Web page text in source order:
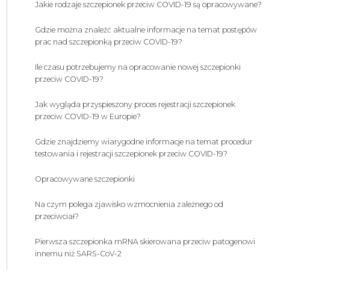
Jakie rodzaje szczepionek przeciw COVID-19 są opracowywane?
Gdzie można znaleźć aktualne informacje na temat postępów
prac nad szczepionką przeciw COVID-19?
Ile czasu potrzebujemy na opracowanie nowej szczepionki
przeciw COVID-19?
Jak wygląda przyspieszony proces rejestracji szczepionek
przeciw COVID-19 w Europie?
Gdzie znajdziemy wiarygodne informacje na temat procedur
testowania i rejestracji szczepionek przeciw COVID-19?
Opracowywane szczepionki
Na czym polega zjawisko wzmocnienia zależnego od
przeciwciał?
Pierwsza szczepionka mRNA skierowana przeciw patogenowi
innemu niż SARS-CoV-2